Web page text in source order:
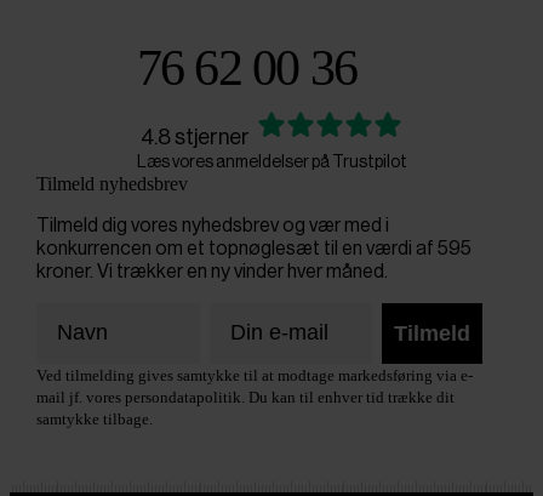
76 62 00 36
4.8 stjerner
Læs vores anmeldelser på Trustpilot
Tilmeld nyhedsbrev
Tilmeld dig vores nyhedsbrev og vær med i
konkurrencen om et topnøglesæt til en værdi af 595
kroner. Vi trækker en ny vinder hver måned.
Tilmeld
Ved tilmelding gives samtykke til at modtage markedsføring via e-
mail jf. vores persondatapolitik. Du kan til enhver tid trække dit
samtykke tilbage.